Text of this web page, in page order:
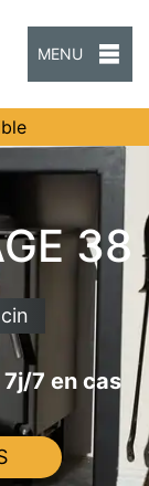
MENU
38
7 en cas